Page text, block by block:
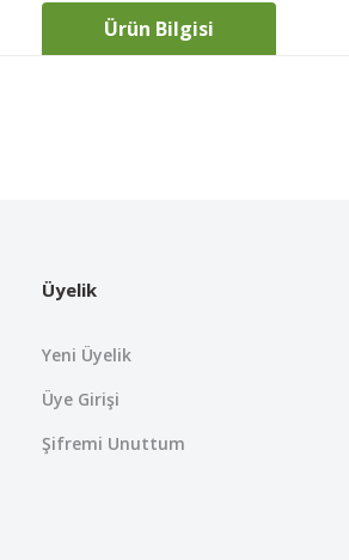
Ürün Bilgisi
olmalı.
Üyelik
Yeni Üyelik
Üye Girişi
Şifremi Unuttum